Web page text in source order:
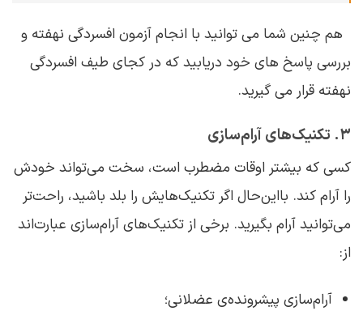
هم چنین شما می توانید با انجام آزمون افسردگی نهفته و
بررسی پاسخ های خود دریابید که در کجای طیف افسردگی
نهفته قرار می گیرید.
۳. تکنیک‌های آرام‌سازی
کسی که بیشتر اوقات مضطرب است، سخت می‌تواند خودش
را آرام کند. بااین‌حال اگر تکنیک‌هایش را بلد باشید، راحت‌تر
می‌توانید آرام بگیرید. برخی از تکنیک‌های آرام‌سازی عبارت‌اند
از:
آرام‌سازی پیشرونده‌ی عضلانی؛